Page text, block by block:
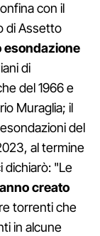
con il
di Assetto
esondazione
di
del 1966 e
Muraglia; il
del
al termine
dichiarò: "Le
creato
torrenti che
in alcune